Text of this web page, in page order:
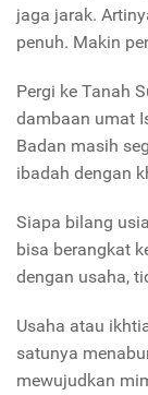
jaga jarak.
penuh. Makin
Pergi ke Tanah
dambaan umat
Badan masih
ibadah dengan
Siapa bilang
bisa berangkat
dengan usaha,
Usaha atau
satunya
mewujudkan